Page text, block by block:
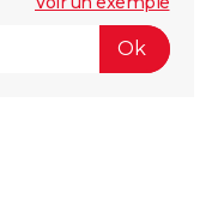
tourner", Kate
cette scène
voici pourquoi
cinéma